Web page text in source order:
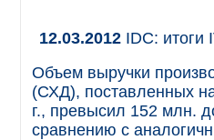
12.03.2012 IDC: итоги
Объем выручки
(СХД), поставленных
г., превысил 152 млн.
сравнению с